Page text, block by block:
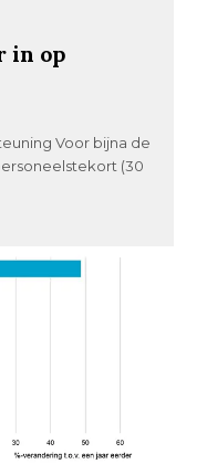
in op
Voor bijna de
(30